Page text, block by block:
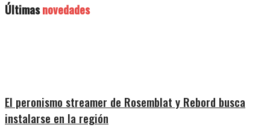
Últimasnovedades
El peronismo streamer de Rosemblat y Rebord busca
instalarse en la región